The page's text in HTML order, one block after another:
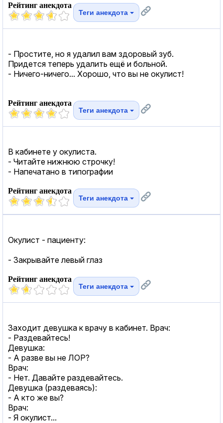
Рейтинг анекдота
Теги анекдота
- Простите, но я удалил вам здоровый зуб.
Придется теперь удалить ещё и больной.
- Ничего-ничего... Хорошо, что вы не окулист!
Рейтинг анекдота
Теги анекдота
В кабинете у окулиста.
- Читайте нижнюю строчку!
- Напечатано в типографии
Рейтинг анекдота
Теги анекдота
Окулист - пациенту:
- Закрывайте левый глаз
Рейтинг анекдота
Теги анекдота
Заходит девушка к врачу в кабинет. Врач:
- Раздевайтесь!
Девушка:
- А разве вы не ЛОР?
Врач:
- Нет. Давайте раздевайтесь.
Девушка (раздеваясь):
- А кто же вы?
Врач:
- Я окулист...